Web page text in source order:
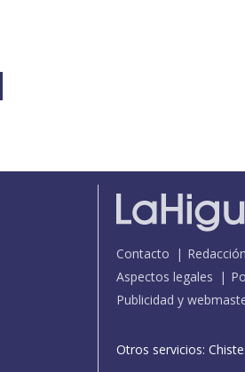
Contacto Redacción
Aspectos legales
Publicidad y
Otros servicios: